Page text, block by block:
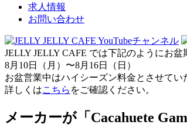
求人情報
お問い合わせ
JELLY JELLY CAFE では下記のようにお盆
8月10日（月）〜8月16日（日）
お盆営業中はハイシーズン料金とさせてい
詳しくはこちら をご確認ください。
メーカーが「Cacahuete